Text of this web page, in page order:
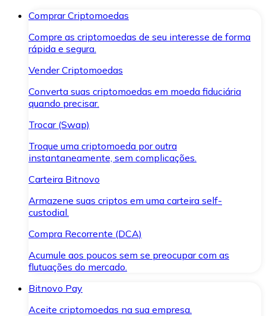
Comprar Criptomoedas
Compre as criptomoedas de seu interesse de forma
rápida e segura.
Vender Criptomoedas
Converta suas criptomoedas em moeda fiduciária
quando precisar.
Trocar (Swap)
Troque uma criptomoeda por outra
instantaneamente, sem complicações.
Carteira Bitnovo
Armazene suas criptos em uma carteira self-
custodial.
Compra Recorrente (DCA)
Acumule aos poucos sem se preocupar com as
flutuações do mercado.
Bitnovo Pay
Aceite criptomoedas na sua empresa.